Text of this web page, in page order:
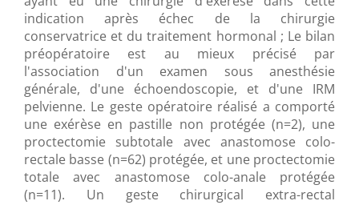
indication après échec de la chirurgie
conservatrice et du traitement hormonal ; Le bilan
préopératoire est au mieux précisé par
l'association d'un examen sous anesthésie
générale, d'une échoendoscopie, et d'une IRM
pelvienne. Le geste opératoire réalisé a comporté
une exérèse en pastille non protégée (n=2), une
proctectomie subtotale avec anastomose colo-
rectale basse (n=62) protégée, et une proctectomie
totale avec anastomose colo-anale protégée
(n=11). Un geste chirurgical extra-rectal